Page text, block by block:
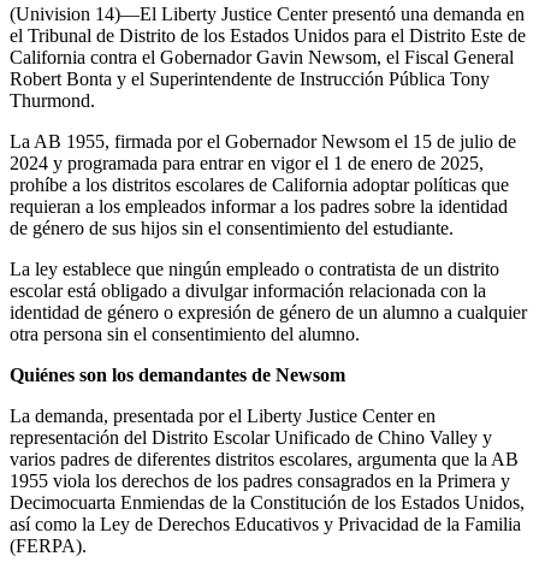
(Univision 14)—El Liberty Justice Center presentó una demanda en
el Tribunal de Distrito de los Estados Unidos para el Distrito Este de
California contra el Gobernador Gavin Newsom, el Fiscal General
Robert Bonta y el Superintendente de Instrucción Pública Tony
Thurmond.
La AB 1955, firmada por el Gobernador Newsom el 15 de julio de
2024 y programada para entrar en vigor el 1 de enero de 2025,
prohíbe a los distritos escolares de California adoptar políticas que
requieran a los empleados informar a los padres sobre la identidad
de género de sus hijos sin el consentimiento del estudiante.
La ley establece que ningún empleado o contratista de un distrito
escolar está obligado a divulgar información relacionada con la
identidad de género o expresión de género de un alumno a cualquier
otra persona sin el consentimiento del alumno.
Quiénes son los demandantes de Newsom
La demanda, presentada por el Liberty Justice Center en
representación del Distrito Escolar Unificado de Chino Valley y
varios padres de diferentes distritos escolares, argumenta que la AB
1955 viola los derechos de los padres consagrados en la Primera y
Decimocuarta Enmiendas de la Constitución de los Estados Unidos,
así como la Ley de Derechos Educativos y Privacidad de la Familia
(FERPA).